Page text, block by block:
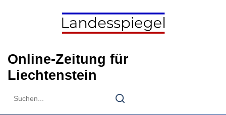
Online-Zeitung für
Liechtenstein
Search
Search